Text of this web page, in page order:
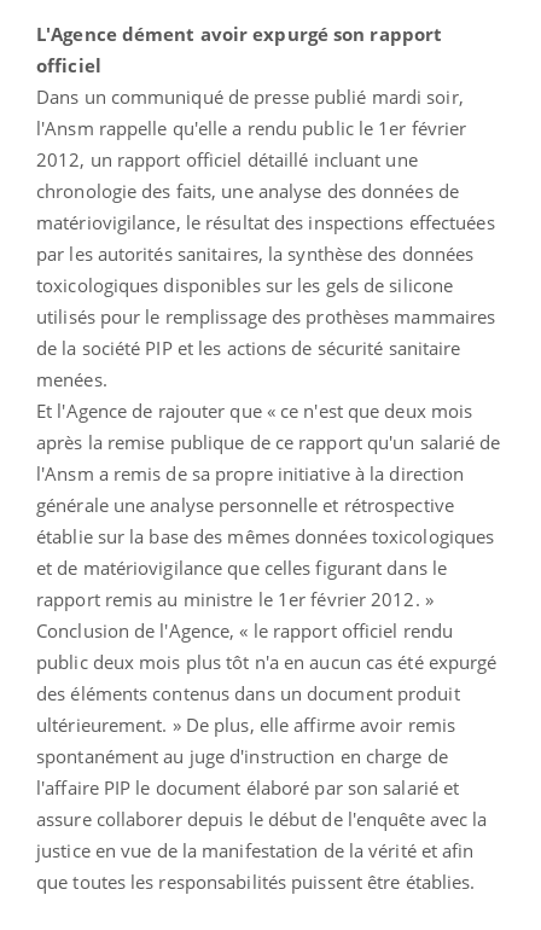
L'Agence dément avoir expurgé son rapport
officiel
Dans un communiqué de presse publié mardi soir,
l'Ansm rappelle qu'elle a rendu public le 1er février
2012, un rapport officiel détaillé incluant une
chronologie des faits, une analyse des données de
matériovigilance, le résultat des inspections effectuées
par les autorités sanitaires, la synthèse des données
toxicologiques disponibles sur les gels de silicone
utilisés pour le remplissage des prothèses mammaires
de la société PIP et les actions de sécurité sanitaire
menées.
Et l'Agence de rajouter que « ce n'est que deux mois
après la remise publique de ce rapport qu'un salarié de
l'Ansm a remis de sa propre initiative à la direction
générale une analyse personnelle et rétrospective
établie sur la base des mêmes données toxicologiques
et de matériovigilance que celles figurant dans le
rapport remis au ministre le 1er février 2012. »
Conclusion de l'Agence, « le rapport officiel rendu
public deux mois plus tôt n'a en aucun cas été expurgé
des éléments contenus dans un document produit
ultérieurement. » De plus, elle affirme avoir remis
spontanément au juge d'instruction en charge de
l'affaire PIP le document élaboré par son salarié et
assure collaborer depuis le début de l'enquête avec la
justice en vue de la manifestation de la vérité et afin
que toutes les responsabilités puissent être établies.